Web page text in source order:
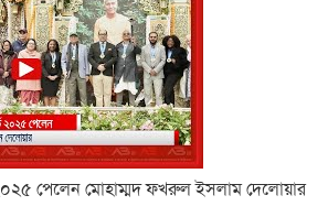
২০২৫ পেলেন মোহাম্মদ ফখরুল ইসলাম দেলোয়ার